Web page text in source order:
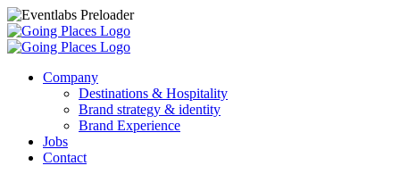
Company
Destinations & Hospitality
Brand strategy & identity
Brand Experience
Jobs
Contact